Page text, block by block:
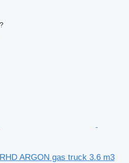
ARGON gas truck 3.6 m3